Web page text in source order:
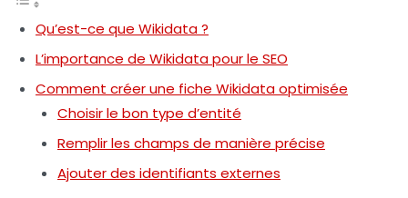
Qu’est-ce que Wikidata ?
L’importance de Wikidata pour le SEO
Comment créer une fiche Wikidata optimisée
Choisir le bon type d’entité
Remplir les champs de manière précise
Ajouter des identifiants externes